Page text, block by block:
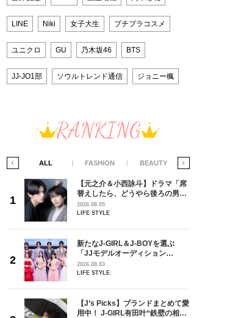
LINE Niki 女子大生 プチプラコスメ
ユニクロ GU 乃木坂46 BTS
JJ-JO1部 ソウルトレンド通信 ジョニー楓
RANKING
ALL FASHION BEAUTY
【元之介＆小西詠斗】ドラマ「席
替えしたら、どうやら後ろの男が
どうやら俺のこと好きらしい」放
送記念インタビュー♡ 「自然と詠
2026.08.05
LIFE STYLE
新たなJ-GIRL＆J-BOYを選ぶ
「JJモデルオーディション
2027」が募集開始！ 予選ブロッ
クは候補生の“魅力”を重視した
2026.08.03
LIFE STYLE
【J’s Picks】ブランドまとめて愛
用中！ J-GIRL有田叶“鉄壁の相